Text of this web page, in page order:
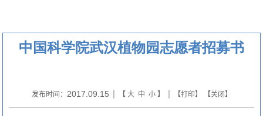
中国科学院武汉植物园志愿者招募书
发布时间： 2017.09.15 | 【 大 中 小】 | 【打印】 【关闭】